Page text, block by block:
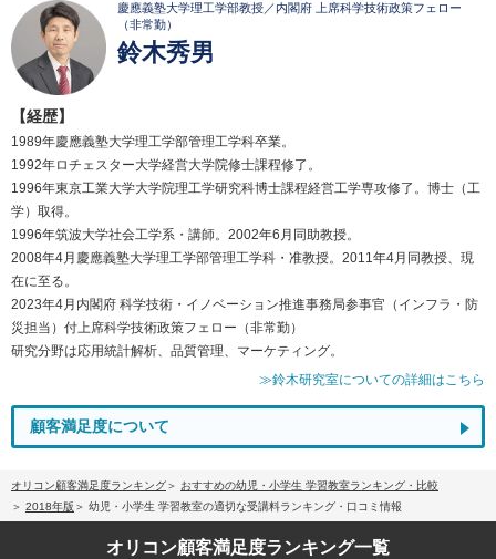
慶應義塾大学理工学部教授／内閣府 上席科学技術政策フェロー
（非常勤）
鈴木秀男
【経歴】
1989年慶應義塾大学理工学部管理工学科卒業。
1992年ロチェスター大学経営大学院修士課程修了。
1996年東京工業大学大学院理工学研究科博士課程経営工学専攻修了。博士（工
学）取得。
1996年筑波大学社会工学系・講師。2002年6月同助教授。
2008年4月慶應義塾大学理工学部管理工学科・准教授。2011年4月同教授、現
在に至る。
2023年4月内閣府 科学技術・イノベーション推進事務局参事官（インフラ・防
災担当）付上席科学技術政策フェロー（非常勤）
研究分野は応用統計解析、品質管理、マーケティング。
≫鈴木研究室についての詳細はこちら
顧客満足度について
オリコン顧客満足度ランキング
おすすめの幼児・小学生 学習教室ランキング・比較
2018年版
幼児・小学生 学習教室の適切な受講料ランキング・口コミ情報
オリコン顧客満足度ランキング一覧